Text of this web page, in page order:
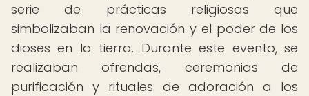
serie de prácticas religiosas que
simbolizaban la renovación y el poder de los
dioses en la tierra. Durante este evento, se
realizaban ofrendas, ceremonias de
purificación y rituales de adoración a los